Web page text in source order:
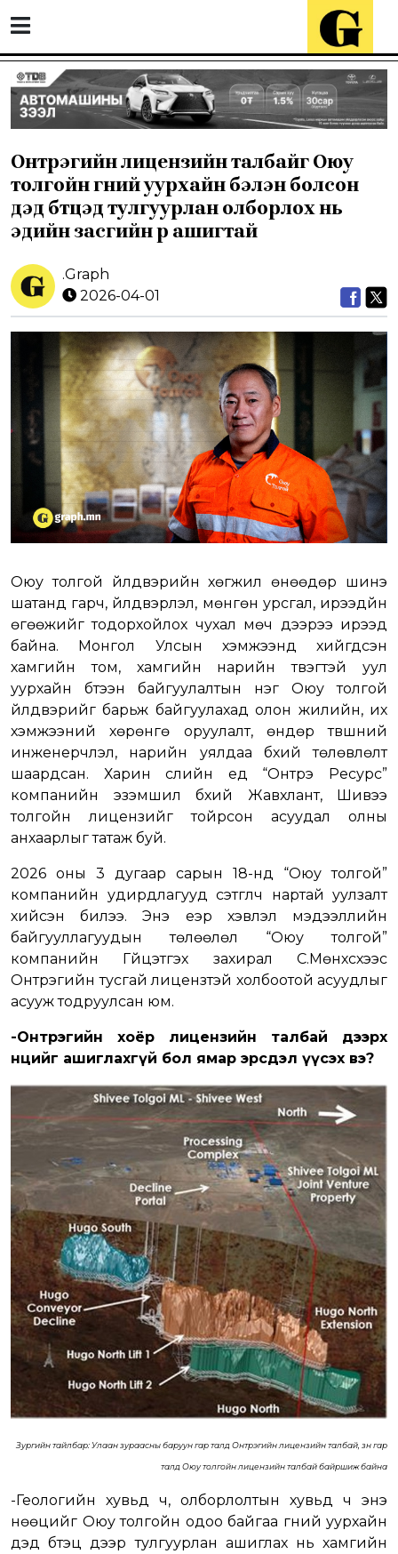
Онтрэгийн лицензийн талбайг Оюу
толгойн гүний уурхайн бэлэн болсон
дэд бүтцэд тулгуурлан олборлох нь
эдийн засгийн үр ашигтай
.Graph
2026-04-01
Оюу толгой үйлдвэрийн хөгжил өнөөдөр шинэ
шатанд гарч, үйлдвэрлэл, мөнгөн урсгал, ирээдүйн
өгөөжийг тодорхойлох чухал мөч дээрээ ирээд
байна. Монгол Улсын хэмжээнд хийгдсэн
хамгийн том, хамгийн нарийн түвэгтэй уул
уурхайн бүтээн байгуулалтын нэг Оюу толгой
үйлдвэрийг барьж байгуулахад олон жилийн, их
хэмжээний хөрөнгө оруулалт, өндөр түвшний
инженерчлэл, нарийн уялдаа бүхий төлөвлөлт
шаардсан. Харин сүүлийн үед “Онтрэ Ресурс”
компанийн эзэмшил бүхий Жавхлант, Шивээ
толгойн лицензийг тойрсон асуудал олны
анхаарлыг татаж буй.
2026 оны 3 дугаар сарын 18-нд “Оюу толгой”
компанийн удирдлагууд сэтгүүлч нартай уулзалт
хийсэн билээ. Энэ үеэр хэвлэл мэдээллийн
байгууллагуудын төлөөлөл “Оюу толгой”
компанийн Гүйцэтгэх захирал С.Мөнхсүхээс
Онтрэгийн тусгай лицензтэй холбоотой асуудлыг
асууж тодруулсан юм.
-Онтрэгийн хоёр лицензийн талбай дээрх
нөөцийг ашиглахгүй бол ямар эрсдэл үүсэх вэ?
Зургийн тайлбар: Улаан зураасны баруун гар талд Онтрэгийн лицензийн талбай, зүүн гар
талд Оюу толгойн лицензийн талбай байршиж байна
-Геологийн хувьд ч, олборлолтын хувьд ч энэ
нөөцийг Оюу толгойн одоо байгаа гүний уурхайн
дэд бүтэц дээр тулгуурлан ашиглах нь хамгийн